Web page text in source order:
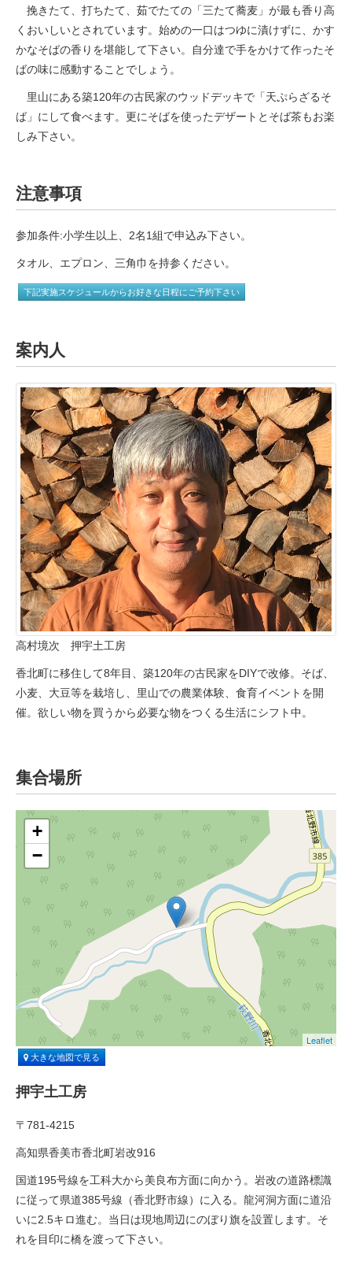
挽きたて、打ちたて、茹でたての「三たて蕎麦」が最も香り高
くおいしいとされています。始めの一口はつゆに漬けずに、 かす
かなそばの香りを堪能して下さい。
自分達で手をかけて作ったそ
ばの味に感動することでしょう。
里山にある築120年の古民家のウッドデッキで「天ぷらざるそ
ば」にして食べます。更にそばを使ったデザートとそば茶もお楽
しみ下さい。
注意事項
参加条件:小学生以上、2名1組で申込み下さい。
タオル、エプロン、三角巾を持参ください。
下記実施スケジュールからお好きな日程にご予約下さい
案内人
高村境次 押宇土工房
香北町に移住して8年目、築120年の古民家をDIYで改修。そば、
小麦、大豆等を栽培し、里山での農業体験、食育イベントを開
催。欲しい物を買うから必要な物をつくる生活にシフト中。
集合場所
+
−
Leaflet
大きな地図で見る
押宇土工房
〒781-4215
高知県香美市香北町岩改916
国道195号線を工科大から美良布方面に向かう。岩改の道路標識
に従って県道385号線（香北野市線）に入る。龍河洞方面に道沿
いに2.5キロ進む。 当日は現地周辺にのぼり旗を設置します。そ
れを目印に橋を渡って下さい。